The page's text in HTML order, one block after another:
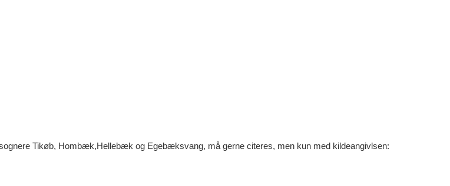
Tikøb, Hombæk,Hellebæk og Egebæksvang, må gerne citeres, men kun med kildeangivlsen: